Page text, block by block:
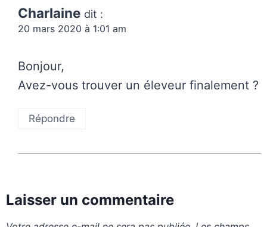
Charlaine dit :
20 mars 2020 à 1:01 am
Bonjour,
Avez-vous trouver un éleveur finalement ?
Répondre
Laisser un commentaire